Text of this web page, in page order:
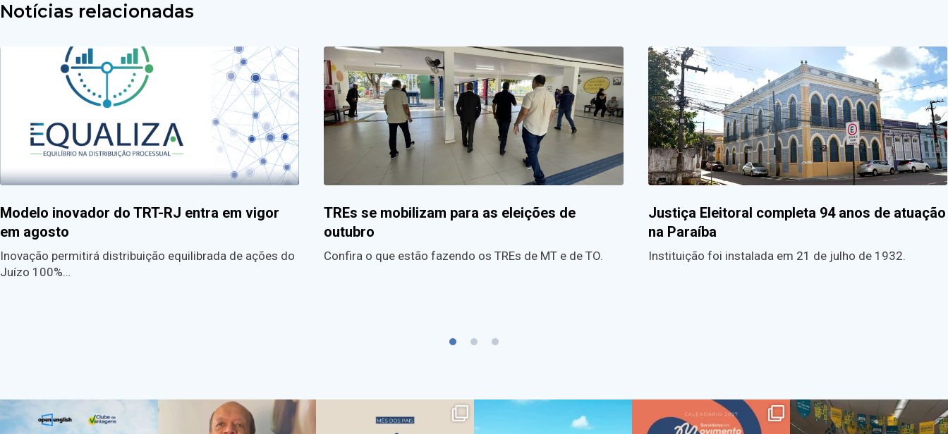
Notícias relacionadas
Modelo inovador do TRT-RJ entra em vigor
em agosto
Inovação permitirá distribuição equilibrada de ações do
Juízo 100%…
TREs se mobilizam para as eleições de
outubro
Confira o que estão fazendo os TREs de MT e de TO.
Justiça Eleitoral completa 94 anos de atuação
na Paraíba
Instituição foi instalada em 21 de julho de 1932.